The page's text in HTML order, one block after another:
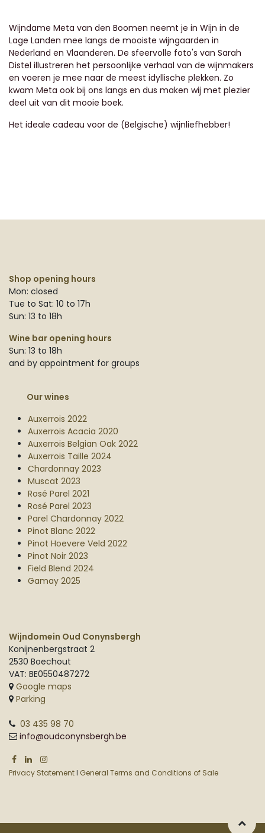
Wijndame Meta van den Boomen neemt je in Wijn in de
Lage Landen mee langs de mooiste wijngaarden in
Nederland en Vlaanderen. De sfeervolle foto's van Sarah
Distel illustreren het persoonlijke verhaal van de wijnmakers
en voeren je mee naar de meest idyllische plekken. Zo
kwam Meta ook bij ons langs en dus maken wij met plezier
deel uit van dit mooie boek.
Het ideale cadeau voor de (Belgische) wijnliefhebber!
Shop opening hours
Mon: closed
Tue to Sat: 10 to 17h
Sun: 13 to 18h
Wine bar opening hours
Sun: 13 to 18h
and by appointment for groups
Our wines
Auxerrois 2022
Auxerrois Acacia 2020
Auxerrois Belgian Oak 2022
Auxerrois Taille 2024
Chardonnay 2023
Muscat 2023
Rosé Parel 2021
Rosé Parel 2023
Parel Chardonnay 2022
Pinot Blanc 2022
Pinot Hoevere Veld 2022
Pinot Noir 2023
Field Blend 2024
Gamay 2025
Wijndomein Oud Conynsbergh
Konijnenbergstraat 2
2530 Boechout
VAT: BE0550487272
Google maps
Parking
03 435 98 70
info@oudconynsbergh.be
Privacy StatementI General Terms and Conditions of Sale